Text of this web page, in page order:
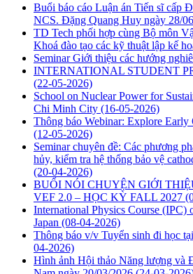
Buổi báo cáo Luận án Tiến sĩ cấp
NCS. Đặng Quang Huy ngày 28/
TD Tech phối hợp cùng Bộ môn
Khoá đào tạo các kỹ thuật lập kế
Seminar Giới thiệu các hướng
INTERNATIONAL STUDENT
(22-05-2026)
School on Nuclear Power for
Chi Minh City (16-05-2026)
Thông báo Webinar: Explore Early
(12-05-2026)
Seminar chuyên đề: Các phương
hủy, kiểm tra hệ thống bảo vệ
(20-04-2026)
BUỔI NÓI CHUYỆN GIỚI
VEF 2.0 – HỌC KỲ FALL 2027
International Physics Course (IPC)
Japan (08-04-2026)
Thông báo v/v Tuyển sinh đi học
04-2026)
Hình ảnh Hội thảo Năng lượng và